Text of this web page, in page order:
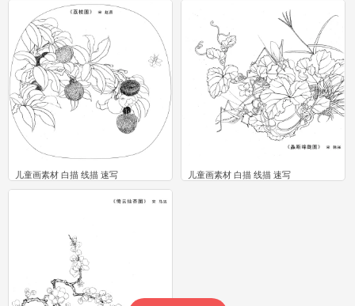
儿童画素材 白描 线描 速写
0
儿童画素材 白描 线描 速写